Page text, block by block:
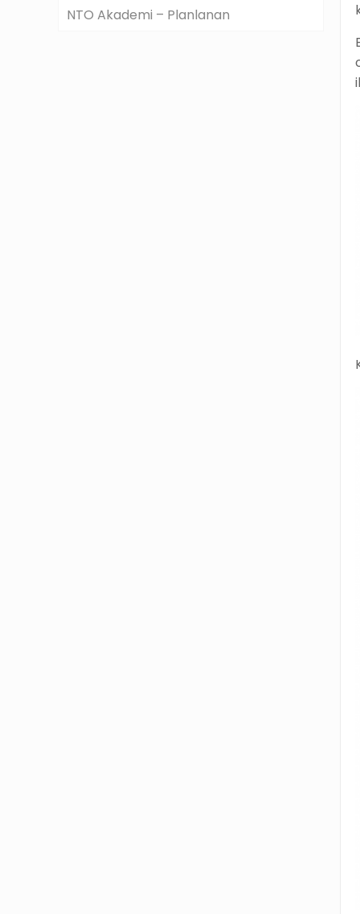
NTO Akademi – Planlanan